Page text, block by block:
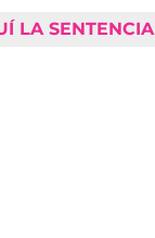
LA SENTENCIA